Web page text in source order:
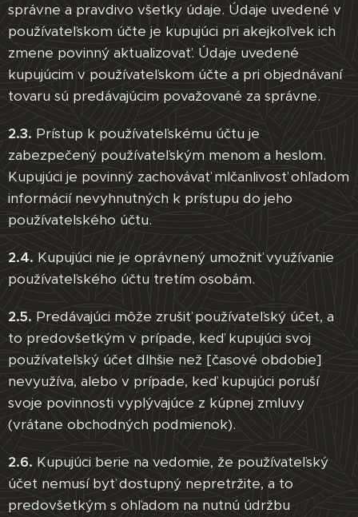
správne a pravdivo všetky údaje. Údaje uvedené v
používateľskom účte je kupujúci pri akejkoľvek ich
zmene povinný aktualizovať. Údaje uvedené
kupujúcim v používateľskom účte a pri objednávaní
tovaru sú predávajúcim považované za správne.
2.3. Prístup k používateľskému účtu je
zabezpečený používateľským menom a heslom.
Kupujúci je povinný zachovávať mlčanlivosť ohľadom
informácií nevyhnutných k prístupu do jeho
používatelského účtu.
2.4. Kupujúci nie je oprávnený umožniť využívanie
používateľského účtu tretím osobám.
2.5. Predávajúci môže zrušiť používateľský účet, a
to predovšetkým v prípade, keď kupujúci svoj
používateľský účet dlhšie než [časové obdobie]
nevyužíva, alebo v prípade, keď kupujúci poruší
svoje povinnosti vyplývajúce z kúpnej zmluvy
(vrátane obchodných podmienok).
2.6. Kupujúci berie na vedomie, že používateľský
účet nemusí byť dostupný nepretržite, a to
predovšetkým s ohľadom na nutnú údržbu